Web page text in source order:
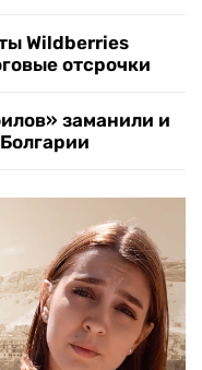
Wildberries
отсрочки
заманили и